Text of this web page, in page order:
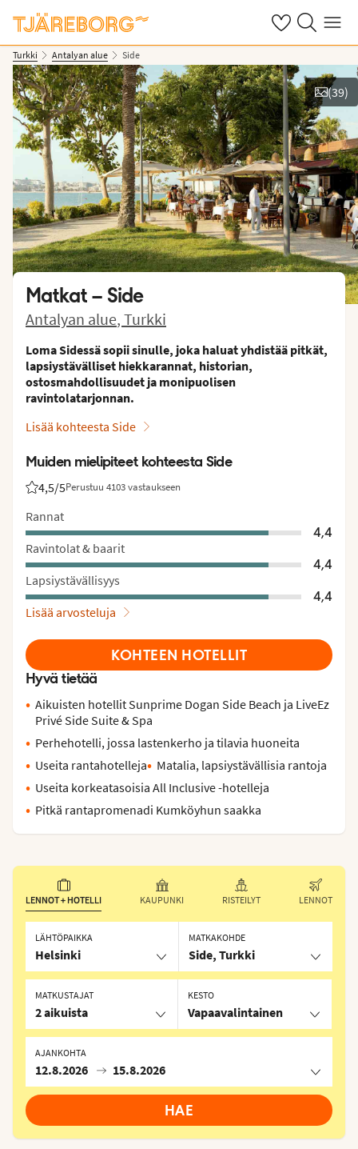
OmatHaku Valikko
Turkki Antalyan alue Side
Näytä kuvia
(39)
Matkat – Side
Antalyan alue, Turkki
Loma Sidessä sopii sinulle, joka haluat yhdistää pitkät,
lapsiystävälliset hiekkarannat, historian,
ostosmahdollisuudet ja monipuolisen
ravintolatarjonnan.
Lisää kohteesta Side
Muiden mielipiteet kohteesta Side
4,5/5Perustuu 4103 vastaukseen
Asiakkaidemme arviot: 4.5/5
Rannat
4,4
Ravintolat & baarit
4,4
Lapsiystävällisyys
4,4
Lisää arvosteluja
KOHTEEN HOTELLIT
Hyvä tietää
Aikuisten hotellit Sunprime Dogan Side Beach ja LiveEz
Privé Side Suite & Spa
Perhehotelli, jossa lastenkerho ja tilavia huoneita
Useita rantahotelleja
Matalia, lapsiystävällisia rantoja
Useita korkeatasoisia All Inclusive -hotelleja
Pitkä rantapromenadi Kumköyhun saakka
LENNOT + HOTELLI KAUPUNKI RISTEILYT LENNOT
LÄHTÖPAIKKA
Helsinki
MATKAKOHDE
Side, Turkki
KESTO
Vapaavalintainen
AJANKOHTA
12.8.2026 15.8.2026
MATKUSTAJAT
2 aikuista
HAE